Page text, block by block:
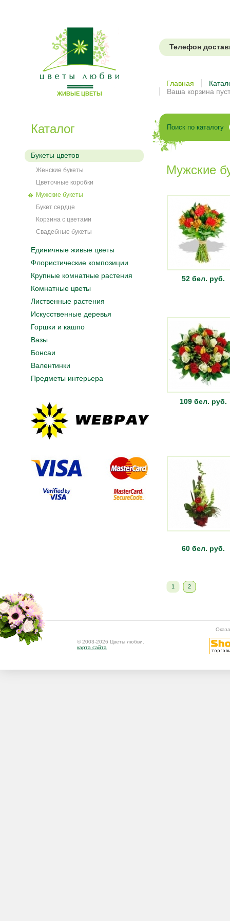
Цветы
ЖИВЫЕ ЦВЕТЫ
Телефон
Главная
Ваша корзина
Поиск по каталогу
Мужские
52 бел. руб.
109 бел. руб.
60 бел. руб.
1 2
Каталог
Букеты цветов
Женские букеты
Цветочные коробки
Мужские букеты
Букет сердце
Корзина с цветами
Свадебные букеты
Единичные живые цветы
Флористические композиции
Крупные комнатные растения
Комнатные цветы
Лиственные растения
Искусственные деревья
Горшки и кашпо
Вазы
Бонсаи
Валентинки
Предметы интерьера
© 2003-2026 Цветы любви.
карта сайта